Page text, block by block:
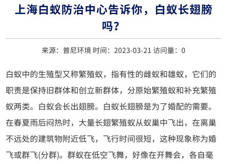
上海白蚁防治中心告诉你，白蚁长翅膀
吗？
来源：普尼环境 时间：2023-03-21 访问量： 0
白蚁中的生殖型又称繁殖蚁，指有性的雌蚁和雄蚁，它们的
职责是保持旧群体和创立新群体，分原始繁殖蚁和补充繁殖
蚁两类。白蚁会长出翅膀。白蚁长翅膀是为了婚配的需要。
在春夏雨后闷热时，大量长翅繁殖蚁从蚁巢中飞出，在离巢
不远处的建筑物附近低飞，飞行时间很短，这种现象称为婚
飞或群飞(分群)。群蚁在低空飞舞，好像在开舞会，各自毫